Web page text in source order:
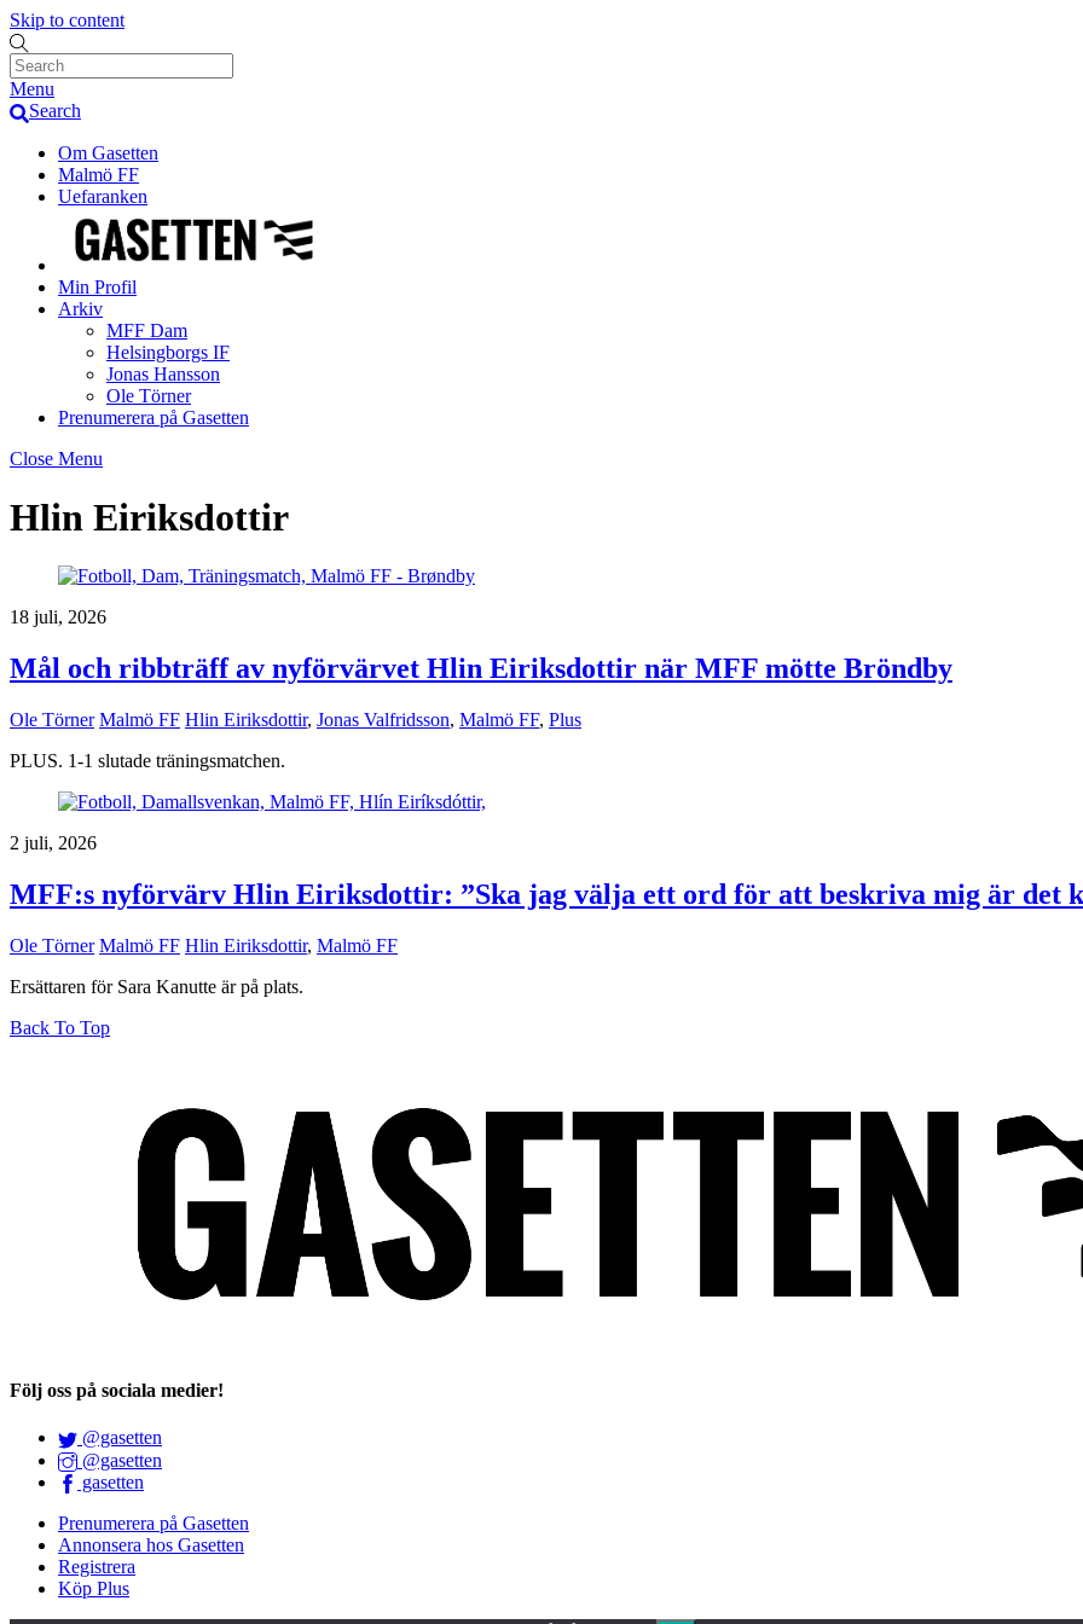
Skip to content
Menu
Search
Om Gasetten
Malmö FF
Uefaranken
Min Profil
Arkiv
MFF Dam
Helsingborgs IF
Jonas Hansson
Ole Törner
Prenumerera på Gasetten
Close Menu
Hlin Eiriksdottir
18 juli, 2026
Mål och ribbträff av nyförvärvet Hlin Eiriksdottir när MFF mötte Bröndby
Ole Törner Malmö FF Hlin Eiriksdottir, Jonas Valfridsson, Malmö FF, Plus
PLUS. 1-1 slutade träningsmatchen.
2 juli, 2026
MFF:s nyförvärv Hlin Eiriksdottir: ”Ska jag välja ett ord för att beskriva mig är det
Ole Törner Malmö FF Hlin Eiriksdottir, Malmö FF
Ersättaren för Sara Kanutte är på plats.
Back To Top
Följ oss på sociala medier!
@gasetten
@gasetten
gasetten
Prenumerera på Gasetten
Annonsera hos Gasetten
Registrera
Köp Plus